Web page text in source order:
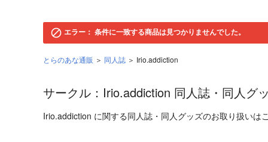
エラー： 条件に一致する商品は見つかりませんでした。
とらのあな通販 同人誌 Irio.addiction
サークル：Irio.addiction 同人誌・同人グ
Irio.addiction に関する同人誌・同人グッズのお取り扱いは